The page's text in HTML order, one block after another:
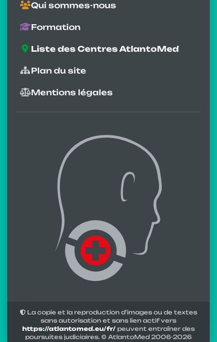
Qui sommes-nous
Formation
Liste des Centres AtlantoMed
Plan du site
Mentions légales
La copie et la reproduction d'images ou de textes
sans autorisation et sans lien actif vers
https://atlantomed.eu/fr/ peuvent entraîner des
poursuites judiciaires. © AtlantoMed 2006-2026